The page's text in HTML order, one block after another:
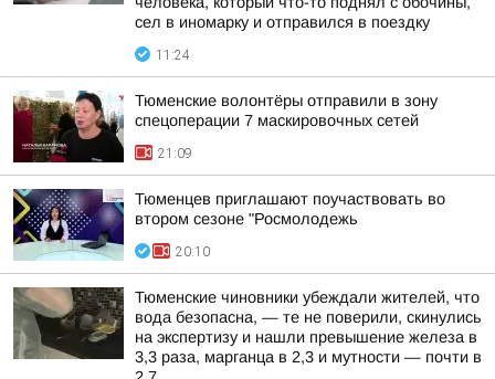
сел в иномарку и отправился в поездку
11:24
Тюменские волонтёры отправили в зону
спецоперации 7 маскировочных сетей
21:09
Тюменцев приглашают поучаствовать во
втором сезоне "Росмолодежь
20:10
Тюменские чиновники убеждали жителей, что
вода безопасна, — те не поверили, скинулись
на экспертизу и нашли превышение железа в
3,3 раза, марганца в 2,3 и мутности — почти в